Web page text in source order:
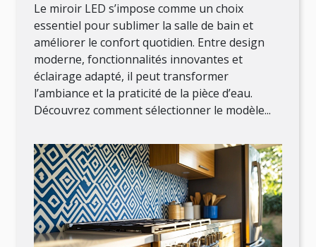
Le miroir LED s’impose comme un choix
essentiel pour sublimer la salle de bain et
améliorer le confort quotidien. Entre design
moderne, fonctionnalités innovantes et
éclairage adapté, il peut transformer
l’ambiance et la praticité de la pièce d’eau.
Découvrez comment sélectionner le modèle...